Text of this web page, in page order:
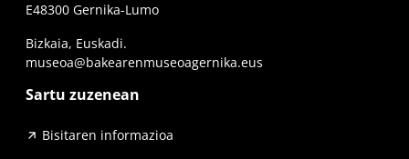
E48300 Gernika-Lumo
Bizkaia, Euskadi.
museoa@bakearenmuseoagernika.eus
Sartu zuzenean
Bisitaren informazioa